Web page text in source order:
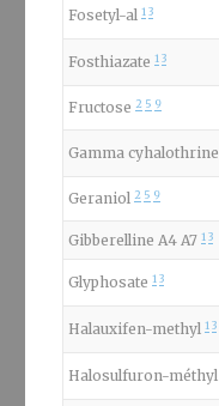
Fosetyl-al 1 3
Fosthiazate 1 3
Fructose 2 5 9
Gamma cyhalothrine
Geraniol 2 5 9
Gibberelline A4 A7 1 3
Glyphosate 1 3
Halauxifen-methyl 1 3
Halosulfuron-méthyl